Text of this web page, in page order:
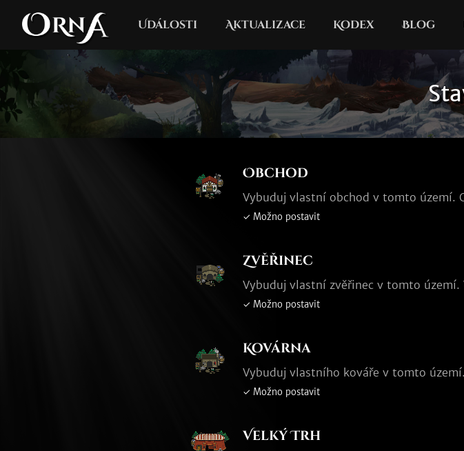
Události Aktualizace Kodex Blog
Obchod
Vybuduj vlastní obchod v tomto území.
✓ Možno postavit
Zvěřinec
Vybuduj vlastní zvěřinec v tomto
✓ Možno postavit
Kovárna
Vybuduj vlastního kováře v tomto
✓ Možno postavit
Velký Trh